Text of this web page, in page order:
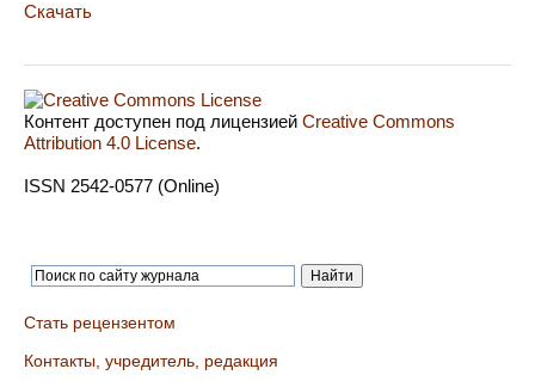
Скачать
Контент доступен под лицензией Creative Commons
Attribution 4.0 License.
ISSN 2542-0577 (Online)
Стать рецензентом
Контакты, учредитель, редакция